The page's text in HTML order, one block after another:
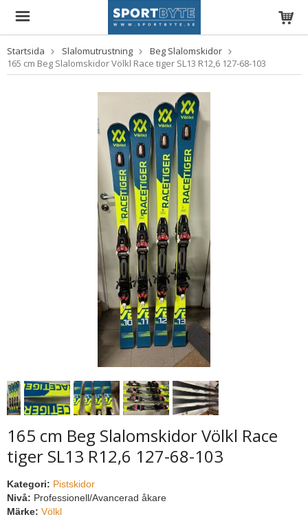
Startsida Slalomutrustning
Beg Slalomskidor
165 cm Beg Slalomskidor Völkl Race tiger SL13 R12,6 127-68-103
165 cm Beg Slalomskidor Völkl Race
tiger SL13 R12,6 127-68-103
Kategori: Pistskidor
Nivå: Professionell/Avancerad åkare
Märke: Völkl